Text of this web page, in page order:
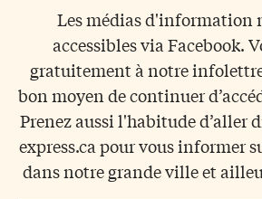
Les médias d'information
accessibles via Facebook.
gratuitement à notre
bon moyen de continuer
Prenez aussi l'habitude d’aller
express.ca pour vous informer
dans notre grande ville et